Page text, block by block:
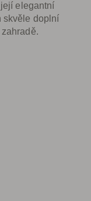
elegantní
skvěle doplní